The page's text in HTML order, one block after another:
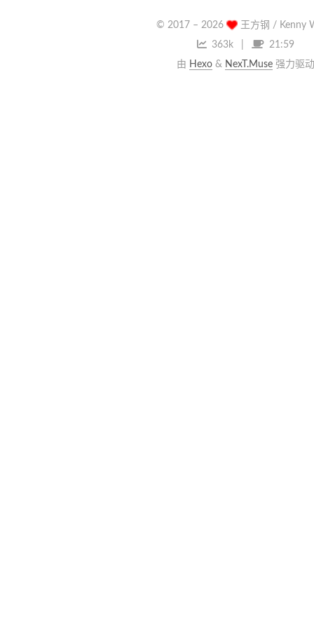
© 2017 – 2026
王方钢 / Kenny
363k
21:59
由 Hexo& NexT.Muse强力驱动